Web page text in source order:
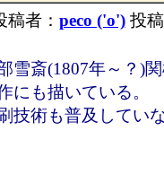
者： peco ('o')投稿
雪斎(1807年～？)
にも描いている。
技術も普及してい